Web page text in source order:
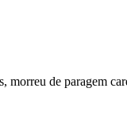
de paragem